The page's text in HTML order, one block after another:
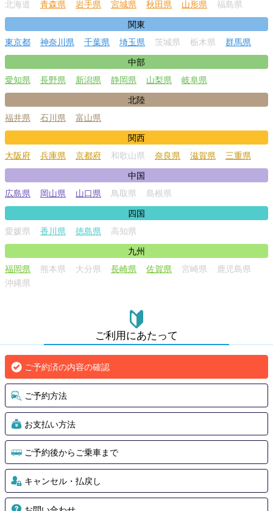
北海道 青森県 岩手県 宮城県 秋田県 山形県
福島県
関東
東京都
神奈川県 千葉県 埼玉県 茨城県 栃木県
群馬県
中部
愛知県
長野県 新潟県 静岡県 山梨県
岐阜県
北陸
福井県
石川県
富山県
関西
大阪府
兵庫県 京都府 和歌山県 奈良県 滋賀県
三重県
中国
広島県
岡山県 山口県 鳥取県
島根県
四国
愛媛県
香川県 徳島県
高知県
九州
福岡県
熊本県 大分県 長崎県 佐賀県 宮崎県
鹿児島県
沖縄県
ご利用にあたって
ご予約済の内容の確認
ご予約方法
お支払い方法
ご予約後からご乗車まで
キャンセル・払戻し